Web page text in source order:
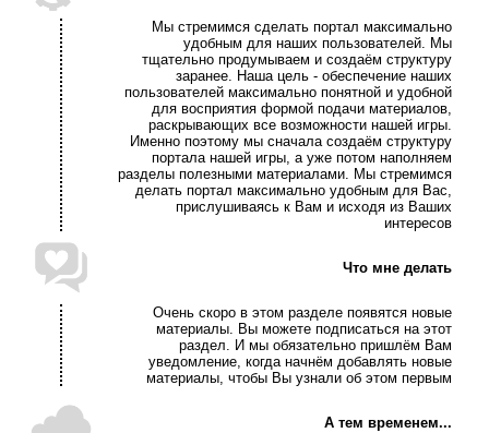
Мы стремимся сделать портал максимально
удобным для наших пользователей. Мы
тщательно продумываем и создаём структуру
заранее. Наша цель - обеспечение наших
пользователей максимально понятной и удобной
для восприятия формой подачи материалов,
раскрывающих все возможности нашей игры.
Именно поэтому мы сначала создаём структуру
портала нашей игры, а уже потом наполняем
разделы полезными материалами. Мы стремимся
делать портал максимально удобным для Вас,
прислушиваясь к Вам и исходя из Ваших
интересов
Что мне делать
Очень скоро в этом разделе появятся новые
материалы. Вы можете подписаться на этот
раздел. И мы обязательно пришлём Вам
уведомление, когда начнём добавлять новые
материалы, чтобы Вы узнали об этом первым
А тем временем...